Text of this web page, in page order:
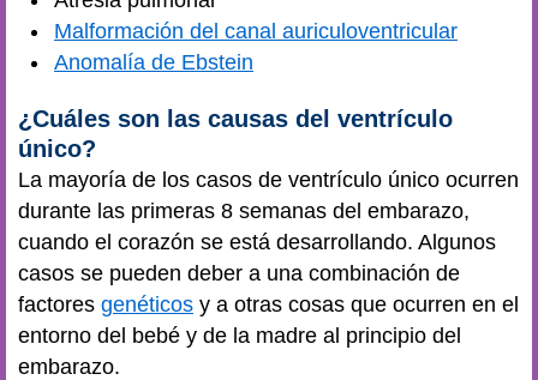
Malformación del canal auriculoventricular
Anomalía de Ebstein
¿Cuáles son las causas del ventrículo
único?
La mayoría de los casos de ventrículo único ocurren
durante las primeras 8 semanas del embarazo,
cuando el corazón se está desarrollando. Algunos
casos se pueden deber a una combinación de
factores genéticos y a otras cosas que ocurren en el
entorno del bebé y de la madre al principio del
embarazo.